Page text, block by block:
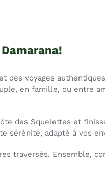
voyages
en famille, ou entre
des Squelettes et
sérénité, adapté à vos
traversés. Ensemble,